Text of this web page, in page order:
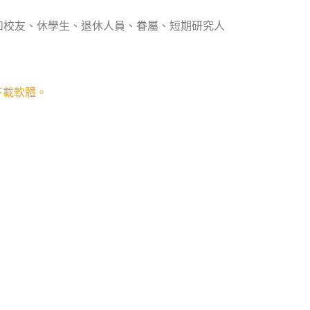
友、休學生、退休人員、眷屬、短期研究人
軟體。